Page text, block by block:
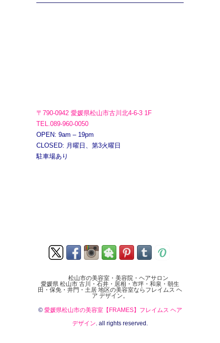
〒790-0942 愛媛県松山市古川北4-6-3 1F
TEL.089-960-0050
OPEN: 9am – 19pm
CLOSED: 月曜日、第3火曜日
駐車場あり
松山市の美容室・美容院・ヘアサロン
愛媛県 松山市 古川・石井・居相・市坪・和泉・朝生
田・保免・井門・土居 地区の美容室ならフレイムス ヘ
ア デザイン。
© 愛媛県松山市の美容室【FRAMES】フレイムス ヘア
デザイン. all rights reserved.